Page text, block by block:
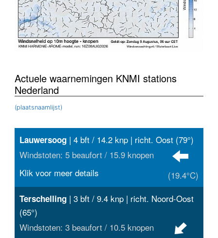
Actuele waarnemingen KNMI stations
Nederland
(plaatsnaamlijst)
Lauwersoog | 4 bft / 14.2 knp | richt. Oost (79°)
Windstoten: 5 beaufort / 15.9 knopen
(19.4°C)
Klik voor meer details
Terschelling | 3 bft / 9.4 knp | richt. Noord-Oost
(65°)
Windstoten: 3 beaufort / 10.5 knopen